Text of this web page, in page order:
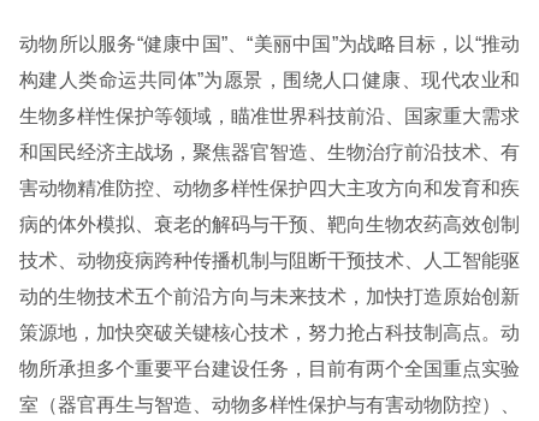
动物所以服务“健康中国”、“美丽中国”为战略目标，以“推动
构建人类命运共同体”为愿景，围绕人口健康、现代农业和
生物多样性保护等领域，瞄准世界科技前沿、国家重大需求
和国民经济主战场，聚焦器官智造、生物治疗前沿技术、有
害动物精准防控、动物多样性保护四大主攻方向和发育和疾
病的体外模拟、衰老的解码与干预、靶向生物农药高效创制
技术、动物疫病跨种传播机制与阻断干预技术、人工智能驱
动的生物技术五个前沿方向与未来技术，加快打造原始创新
策源地，加快突破关键核心技术，努力抢占科技制高点。动
物所承担多个重要平台建设任务，目前有两个全国重点实验
室（器官再生与智造、动物多样性保护与有害动物防控）、